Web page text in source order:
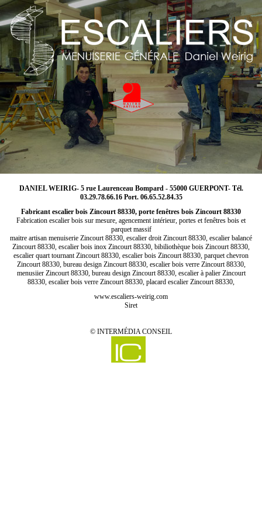
DANIEL WEIRIG- 5 rue Laurenceau Bompard - 55000 GUERPONT- Tél.
03.29.78.66.16 Port. 06.65.52.84.35
Fabricant escalier bois Zincourt 88330, porte fenêtres bois Zincourt 88330
Fabrication escalier bois sur mesure, agencement intérieur, portes et fenêtres bois et
parquet massif
maitre artisan menuiserie Zincourt 88330, escalier droit Zincourt 88330, escalier balancé
Zincourt 88330, escalier bois inox Zincourt 88330, bibiliothèque bois Zincourt 88330,
escalier quart tournant Zincourt 88330, escalier bois Zincourt 88330, parquet chevron
Zincourt 88330, bureau design Zincourt 88330, escalier bois verre Zincourt 88330,
menusiier Zincourt 88330, bureau design Zincourt 88330, escalier à palier Zincourt
88330, escalier bois verre Zincourt 88330, placard escalier Zincourt 88330,
www.escaliers-weirig.com
Siret
© INTERMÉDIA CONSEIL